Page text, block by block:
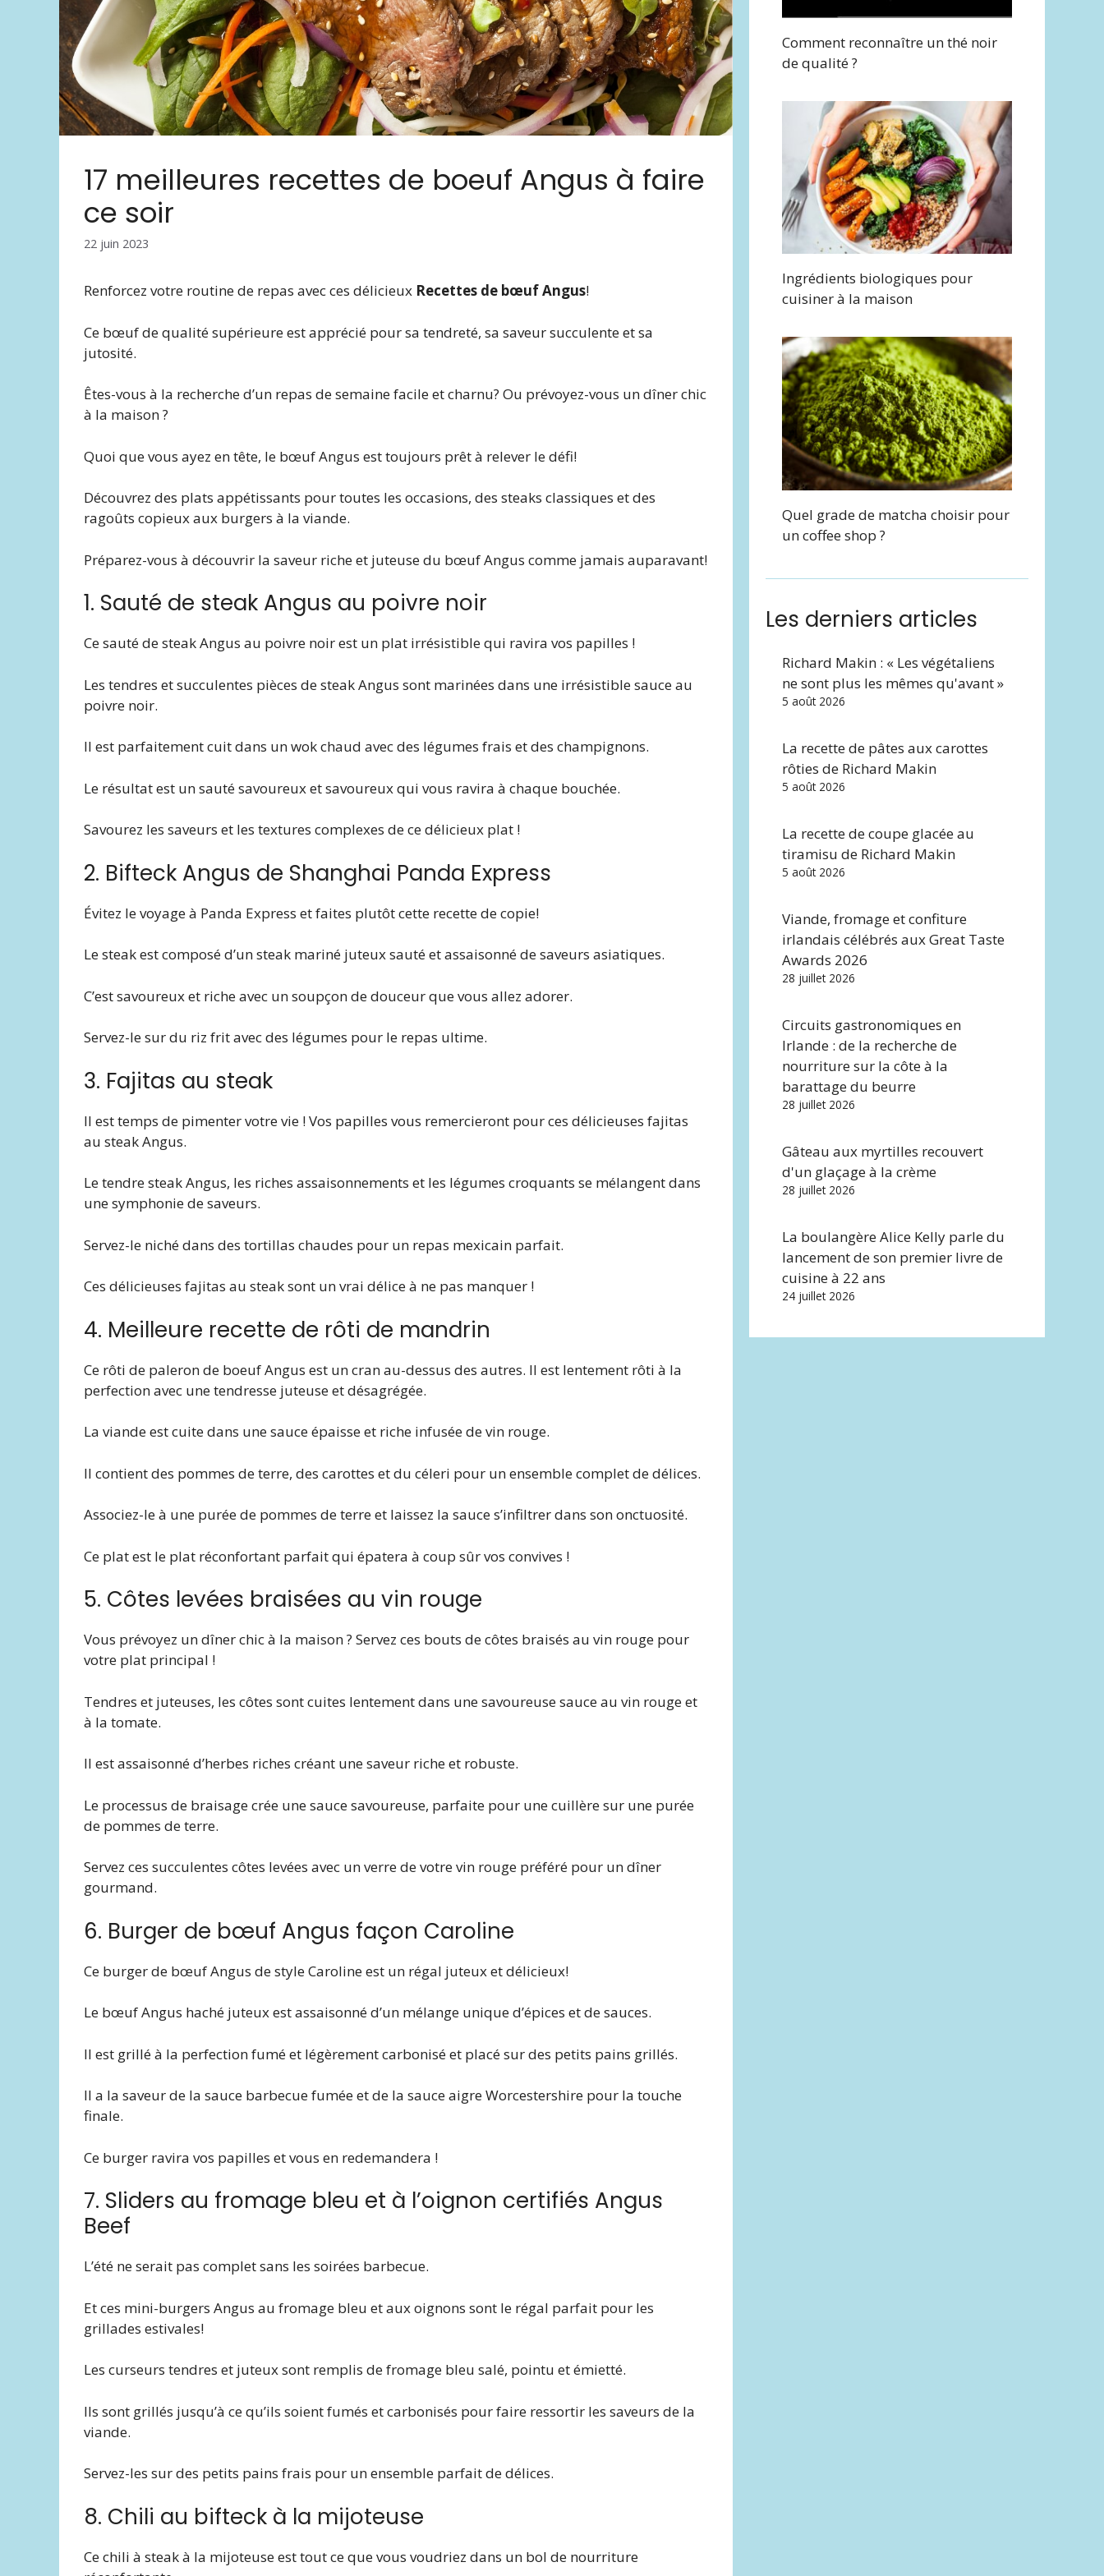
17 meilleures recettes de boeuf Angus à faire
ce soir
22 juin 2023
Renforcez votre routine de repas avec ces délicieux Recettes de bœuf Angus!
Ce bœuf de qualité supérieure est apprécié pour sa tendreté, sa saveur succulente et sa
jutosité.
Êtes-vous à la recherche d’un repas de semaine facile et charnu? Ou prévoyez-vous un dîner chic
à la maison ?
Quoi que vous ayez en tête, le bœuf Angus est toujours prêt à relever le défi!
Découvrez des plats appétissants pour toutes les occasions, des steaks classiques et des
ragoûts copieux aux burgers à la viande.
Préparez-vous à découvrir la saveur riche et juteuse du bœuf Angus comme jamais auparavant!
1. Sauté de steak Angus au poivre noir
Ce sauté de steak Angus au poivre noir est un plat irrésistible qui ravira vos papilles !
Les tendres et succulentes pièces de steak Angus sont marinées dans une irrésistible sauce au
poivre noir.
Il est parfaitement cuit dans un wok chaud avec des légumes frais et des champignons.
Le résultat est un sauté savoureux et savoureux qui vous ravira à chaque bouchée.
Savourez les saveurs et les textures complexes de ce délicieux plat !
2. Bifteck Angus de Shanghai Panda Express
Évitez le voyage à Panda Express et faites plutôt cette recette de copie!
Le steak est composé d’un steak mariné juteux sauté et assaisonné de saveurs asiatiques.
C’est savoureux et riche avec un soupçon de douceur que vous allez adorer.
Servez-le sur du riz frit avec des légumes pour le repas ultime.
3. Fajitas au steak
Il est temps de pimenter votre vie ! Vos papilles vous remercieront pour ces délicieuses fajitas
au steak Angus.
Le tendre steak Angus, les riches assaisonnements et les légumes croquants se mélangent dans
une symphonie de saveurs.
Servez-le niché dans des tortillas chaudes pour un repas mexicain parfait.
Ces délicieuses fajitas au steak sont un vrai délice à ne pas manquer !
4. Meilleure recette de rôti de mandrin
Ce rôti de paleron de boeuf Angus est un cran au-dessus des autres. Il est lentement rôti à la
perfection avec une tendresse juteuse et désagrégée.
La viande est cuite dans une sauce épaisse et riche infusée de vin rouge.
Il contient des pommes de terre, des carottes et du céleri pour un ensemble complet de délices.
Associez-le à une purée de pommes de terre et laissez la sauce s’infiltrer dans son onctuosité.
Ce plat est le plat réconfortant parfait qui épatera à coup sûr vos convives !
5. Côtes levées braisées au vin rouge
Vous prévoyez un dîner chic à la maison ? Servez ces bouts de côtes braisés au vin rouge pour
votre plat principal !
Tendres et juteuses, les côtes sont cuites lentement dans une savoureuse sauce au vin rouge et
à la tomate.
Il est assaisonné d’herbes riches créant une saveur riche et robuste.
Le processus de braisage crée une sauce savoureuse, parfaite pour une cuillère sur une purée
de pommes de terre.
Servez ces succulentes côtes levées avec un verre de votre vin rouge préféré pour un dîner
gourmand.
6. Burger de bœuf Angus façon Caroline
Ce burger de bœuf Angus de style Caroline est un régal juteux et délicieux!
Le bœuf Angus haché juteux est assaisonné d’un mélange unique d’épices et de sauces.
Il est grillé à la perfection fumé et légèrement carbonisé et placé sur des petits pains grillés.
Il a la saveur de la sauce barbecue fumée et de la sauce aigre Worcestershire pour la touche
finale.
Ce burger ravira vos papilles et vous en redemandera !
7. Sliders au fromage bleu et à l’oignon certifiés Angus
Beef
L’été ne serait pas complet sans les soirées barbecue.
Et ces mini-burgers Angus au fromage bleu et aux oignons sont le régal parfait pour les
grillades estivales!
Les curseurs tendres et juteux sont remplis de fromage bleu salé, pointu et émietté.
Ils sont grillés jusqu’à ce qu’ils soient fumés et carbonisés pour faire ressortir les saveurs de la
viande.
Servez-les sur des petits pains frais pour un ensemble parfait de délices.
8. Chili au bifteck à la mijoteuse
Ce chili à steak à la mijoteuse est tout ce que vous voudriez dans un bol de nourriture
Comment reconnaître un thé noir
de qualité ?
Ingrédients biologiques pour
cuisiner à la maison
Quel grade de matcha choisir pour
un coffee shop ?
Les derniers articles
Richard Makin : « Les végétaliens
ne sont plus les mêmes qu'avant »
5 août 2026
La recette de pâtes aux carottes
rôties de Richard Makin
5 août 2026
La recette de coupe glacée au
tiramisu de Richard Makin
5 août 2026
Viande, fromage et confiture
irlandais célébrés aux Great Taste
Awards 2026
28 juillet 2026
Circuits gastronomiques en
Irlande : de la recherche de
nourriture sur la côte à la
barattage du beurre
28 juillet 2026
Gâteau aux myrtilles recouvert
d'un glaçage à la crème
28 juillet 2026
La boulangère Alice Kelly parle du
lancement de son premier livre de
cuisine à 22 ans
24 juillet 2026